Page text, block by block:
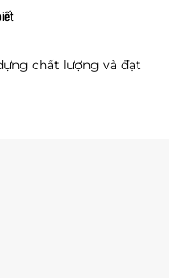
chất lượng và đạt